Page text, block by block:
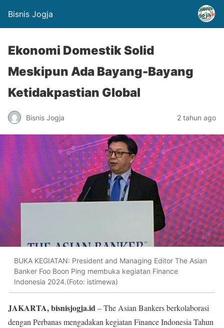
Bisnis Jogja
Ekonomi Domestik Solid
Meskipun Ada Bayang-Bayang
Ketidakpastian Global
Bisnis Jogja 2 tahun ago
BUKA KEGIATAN: President and Managing Editor The Asian
Banker Foo Boon Ping membuka kegiatan Finance
Indonesia 2024.(Foto: istimewa)
JAKARTA, bisnisjogja.id– The Asian Bankers berkolaborasi
dengan Perbanas mengadakan kegiatan Finance Indonesia Tahun